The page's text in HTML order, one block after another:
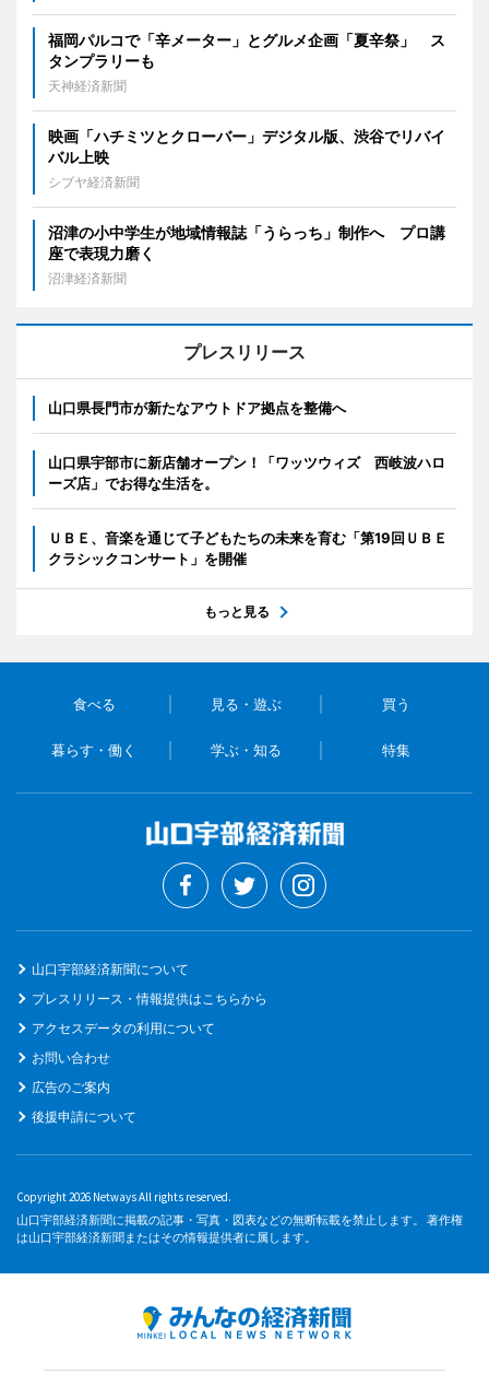
福岡パルコで「辛メーター」とグルメ企画「夏辛祭」 ス
タンプラリーも
天神経済新聞
映画「ハチミツとクローバー」デジタル版、渋谷でリバイ
バル上映
シブヤ経済新聞
沼津の小中学生が地域情報誌「うらっち」制作へ プロ講
座で表現力磨く
沼津経済新聞
プレスリリース
山口県長門市が新たなアウトドア拠点を整備へ
山口県宇部市に新店舗オープン！「ワッツウィズ 西岐波ハロ
ーズ店」でお得な生活を。
ＵＢＥ、音楽を通じて子どもたちの未来を育む「第19回ＵＢＥ
クラシックコンサート」を開催
もっと見る
食べる 見る・遊ぶ 買う
暮らす・働く 学ぶ・知る 特集
山口宇部経済新聞について
プレスリリース・情報提供はこちらから
アクセスデータの利用について
お問い合わせ
広告のご案内
後援申請について
Copyright 2026 Netways All rights reserved.
山口宇部経済新聞に掲載の記事・写真・図表などの無断転載を禁止します。 著作権
は山口宇部経済新聞またはその情報提供者に属します。